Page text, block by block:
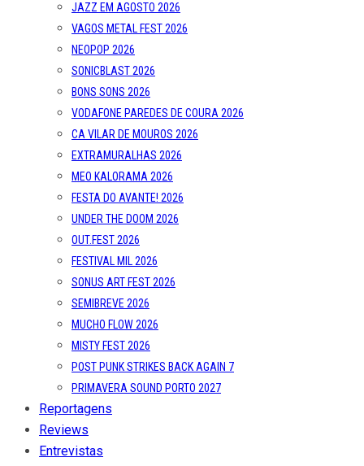
JAZZ EM AGOSTO 2026
VAGOS METAL FEST 2026
NEOPOP 2026
SONICBLAST 2026
BONS SONS 2026
VODAFONE PAREDES DE COURA 2026
CA VILAR DE MOUROS 2026
EXTRAMURALHAS 2026
MEO KALORAMA 2026
FESTA DO AVANTE! 2026
UNDER THE DOOM 2026
OUT.FEST 2026
FESTIVAL MIL 2026
SONUS ART FEST 2026
SEMIBREVE 2026
MUCHO FLOW 2026
MISTY FEST 2026
POST PUNK STRIKES BACK AGAIN 7
PRIMAVERA SOUND PORTO 2027
Reportagens
Reviews
Entrevistas